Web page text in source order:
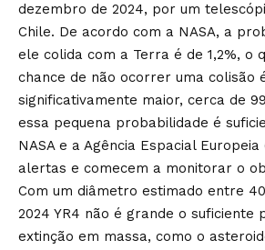
dezembro de 2024, por um
Chile. De acordo com a NASA, a
ele colida com a Terra é de 1,2%, o
chance de não ocorrer uma colisão
significativamente maior, cerca de
essa pequena probabilidade é
NASA e a Agência Espacial Europeia
alertas e comecem a monitorar o
Com um diâmetro estimado entre
2024 YR4 não é grande o suficiente
extinção em massa, como o